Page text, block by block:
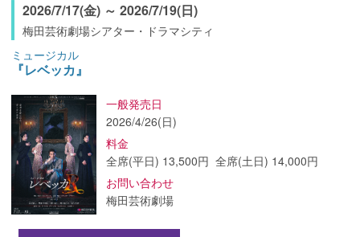
2026/7/17(金) ～ 2026/7/19(日)
梅田芸術劇場シアター・ドラマシティ
ミュージカル
『レベッカ』
一般発売日
2026/4/26(日)
料金
全席(平日) 13,500円 全席(土日) 14,000円
お問い合わせ
梅田芸術劇場